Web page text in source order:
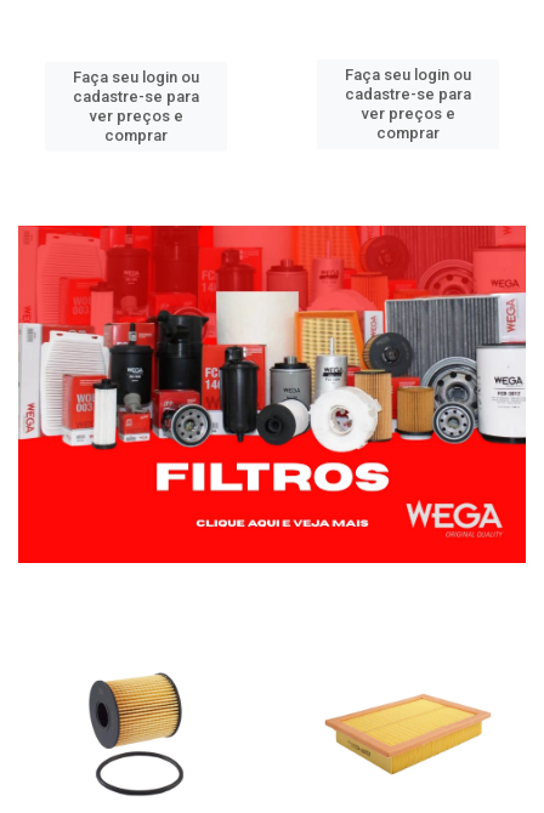
Faça seu login ou
cadastre-se para
ver preços e
comprar
Faça seu login ou
cadastre-se para
ver preços e
comprar